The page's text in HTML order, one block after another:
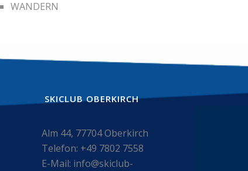
WANDERN
SKICLUB OBERKIRCH
Alm 44, 77704 Oberkirch
Telefon: +49 7802 7558
E-Mail: info@skiclub-